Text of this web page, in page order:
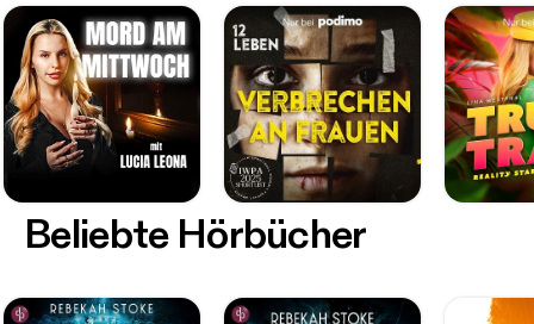
Beliebte Hörbücher